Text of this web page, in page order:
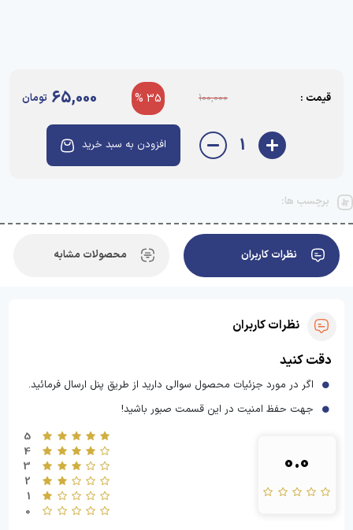
قیمت : 100,000
35 %
65,000 تومان
1 افزودن به سبد خرید
برچسب ها:
نظرات کاربران محصولات مشابه
نظرات کاربران
دقت کنید
اگر در مورد جزئیات محصول سوالی دارید از طریق پنل ارسال فرمائید.
جهت حفظ امنیت در این قسمت صبور باشید!
0.0
5
4
3
2
1
0